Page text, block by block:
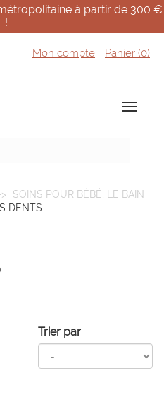
à partir de 300 €
!
Mon compte Panier (0)
SOINS POUR BÉBÉ, LE BAIN
DENTS
Trier par